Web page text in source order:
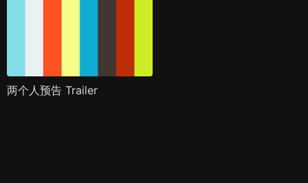
两个人预告 Trailer